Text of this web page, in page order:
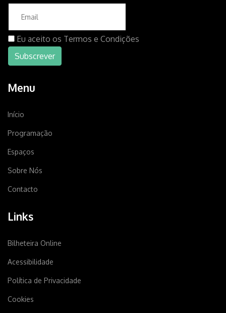
Eu aceito os Termos e Condições
Menu
Início
Programação
Espaços
Sobre Nós
Contacto
Links
Bilheteira Online
Acessibilidade
Política de Privacidade
Cookies